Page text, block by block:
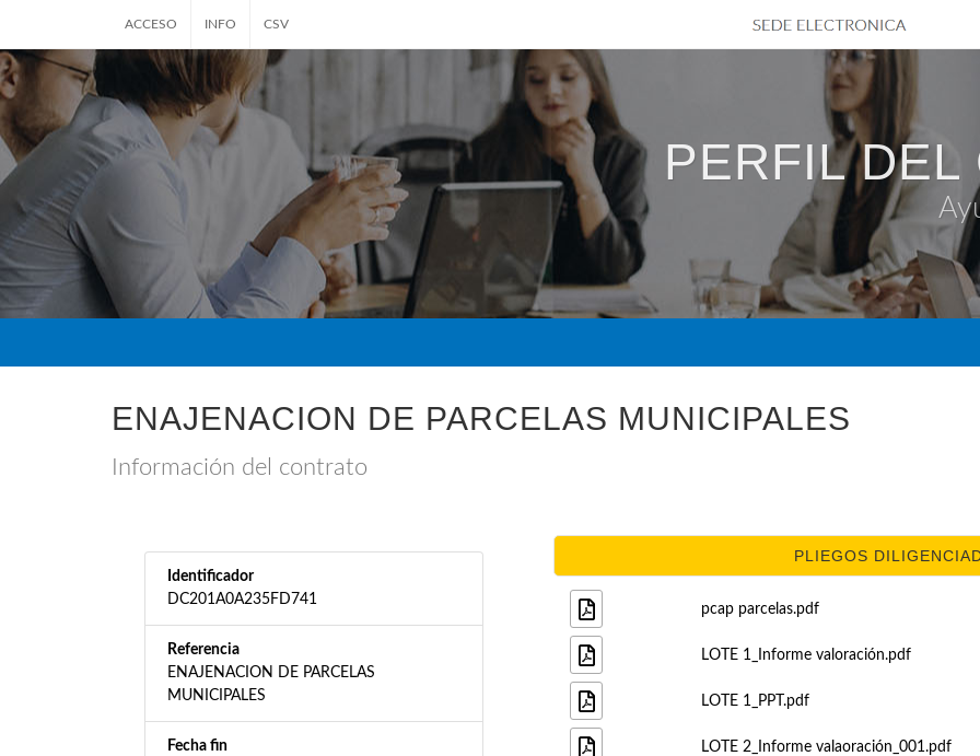
ACCESO INFO CSV
PERFIL DEL
ENAJENACION DE PARCELAS MUNICIPALES
Información del contrato
Identificador
DC201A0A235FD741
Referencia
ENAJENACION DE PARCELAS
MUNICIPALES
Fecha fin
PLIEGOS
pcap parcelas.pdf
LOTE 1_Informe valoración.pdf
LOTE 1_PPT.pdf
LOTE 2_Informe valaoración_001.pdf